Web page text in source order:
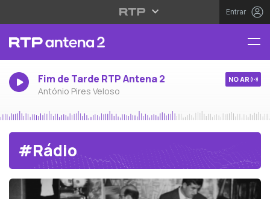
Entrar
Fim de Tarde RTP Antena 2
António Pires Veloso
NO AR
#Rádio